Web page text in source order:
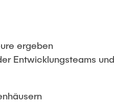
ergeben
Entwicklungsteams